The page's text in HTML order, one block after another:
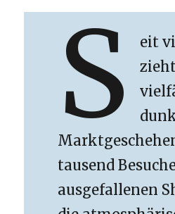
S
eit
tausend
ausgefallenen